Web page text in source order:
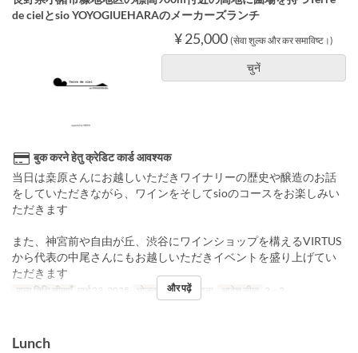
de cielとsio YOYOGIUEHARAのメーカーズランチ
¥ 25,000 (सेवा शुल्क और कर समाविष्ट।)
चुनें
बुक करने हेतु क्रेडिट कार्ड आवश्यक
当日は桒原さんにお越しいただきワイナリーの歴史や醸造のお話
をしていただきながら、ワインをそしてsioのコースをお楽しみい
ただきます
また、神宮前や自由が丘、渋谷にワインショップを構えるVIRTUS
から代表の中尾さんにもお越しいただきイベントを盛り上げてい
ただきます
मान्य तिथि सीमाएँ मार्च 23, 2025 भोजन दोपहर का खाना आदेश सीमा 2 ~ 2
और पढ़ें
Lunch